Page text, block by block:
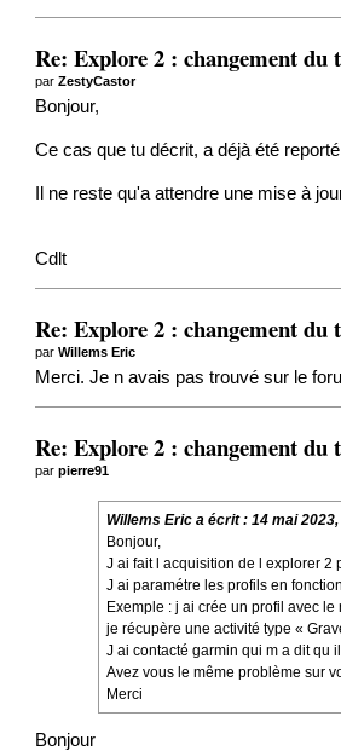
Re: Explore 2 : changement du
parZestyCastor
Bonjour,
Ce cas que tu décrit, a déjà été
Il ne reste qu'a attendre une mise à
Cdlt
Re: Explore 2 : changement du
parWillems Eric
Merci. Je n avais pas trouvé sur le
Re: Explore 2 : changement du
parpierre91
Willems Erica écrit : 14 mai
Bonjour,
J ai fait l acquisition de l explorer 2
J ai paramétre les profils en
Exemple : j ai crée un profil avec
je récupère une activité type «
J ai contacté garmin qui m a dit qu
Avez vous le même problème sur
Merci
Bonjour